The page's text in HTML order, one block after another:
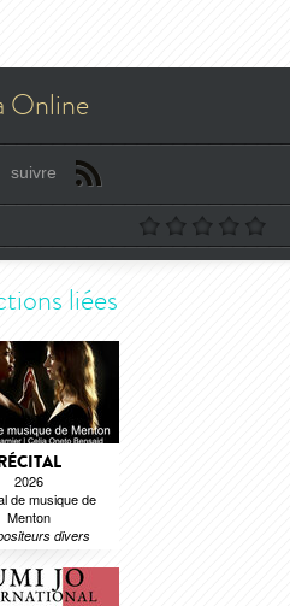
Online
suivre
liées
2026
de musique de
Menton
divers